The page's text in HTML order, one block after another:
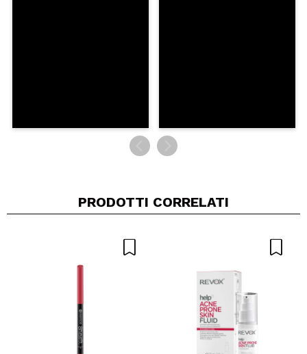
PRODOTTI CORRELATI